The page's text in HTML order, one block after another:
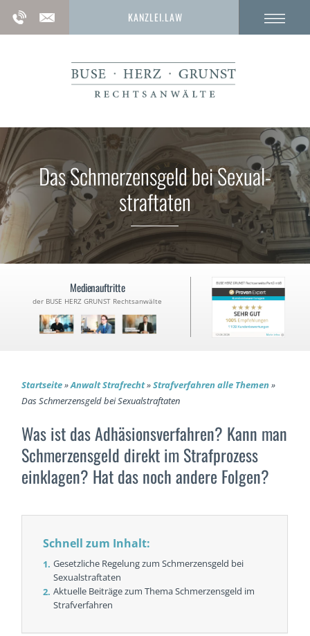
KANZLEI.LAW
Das Schmerzens­geld bei Sexual­
straftaten
Medienauftritte
der BUSE HERZ GRUNST Rechtsanwälte
Startseite»Anwalt Strafrecht»Strafverfahren alle Themen »
Das Schmerzensgeld bei Sexualstraftaten
Was ist das Adhäsions­verfahren? Kann man
Schmerzensgeld direkt im Strafprozess
einklagen? Hat das noch andere Folgen?
Schnell zum Inhalt:
Gesetzliche Regelung zum Schmerzensgeld bei
Sexualstraf­taten
Aktuelle Beiträge zum Thema Schmerzensgeld im
Strafverfahren